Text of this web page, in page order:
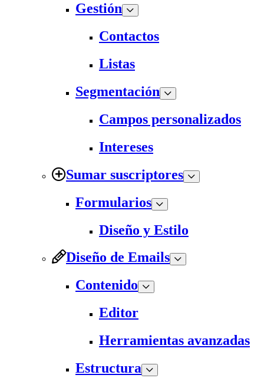
Gestión
Contactos
Listas
Segmentación
Campos personalizados
Intereses
Sumar suscriptores
Formularios
Diseño y Estilo
Diseño de Emails
Contenido
Editor
Herramientas avanzadas
Estructura